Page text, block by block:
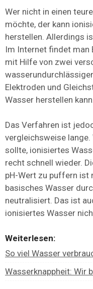
Wer nicht in einen
möchte, der kann
herstellen. Allerdings
Im Internet findet man
mit Hilfe von zwei
Elektroden und
Wasser herstellen
Das Verfahren ist
vergleichsweise lange.
sollte, ionisiertes
recht schnell wieder.
pH-Wert zu puffern ist
basisches Wasser
neutralisiert. Das ist
ionisiertes Wasser
Weiterlesen:
So viel Wasser
Wasserknappheit: Wir